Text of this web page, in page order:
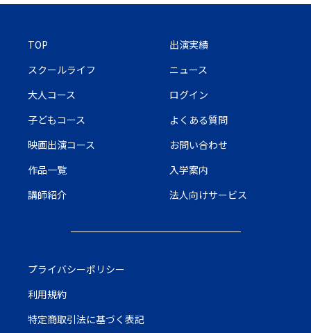
TOP
スクールライフ
大人コース
子どもコース
映画出演コース
作品一覧
講師紹介
出演実績
ニュース
ログイン
よくある質問
お問い合わせ
入学案内
法人向けサービス
プライバシーポリシー
利用規約
特定商取引法に基づく表記